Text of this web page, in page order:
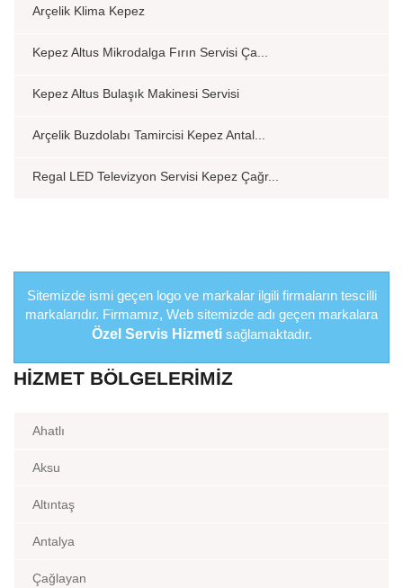
Arçelik Klima Kepez
Kepez Altus Mikrodalga Fırın Servisi Ça...
Kepez Altus Bulaşık Makinesi Servisi
Arçelik Buzdolabı Tamircisi Kepez Antal...
Regal LED Televizyon Servisi Kepez Çağr...
Sitemizde ismi geçen logo ve markalar ilgili firmaların tescilli
markalarıdır. Firmamız, Web sitemizde adı geçen markalara
Özel Servis Hizmetisağlamaktadır.
HIZMET BÖLGELERIMIZ
Ahatlı
Aksu
Altıntaş
Antalya
Çağlayan